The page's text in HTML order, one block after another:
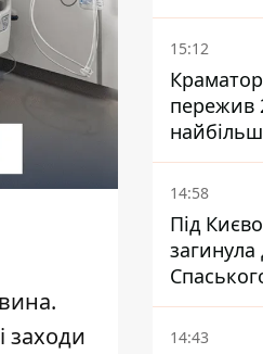
заходи
15:12
пережив
КАБ-250
14:58
Під
14:43